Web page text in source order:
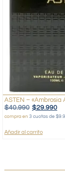
ASTEN – «Ambrosia
$40.990 $29.990
compra en 3 cuotas de
Añadir al carrito